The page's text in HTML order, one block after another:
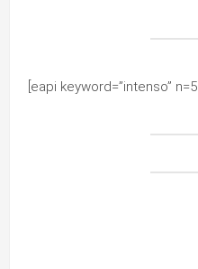
[eapi keyword=”intenso” n=5 ]